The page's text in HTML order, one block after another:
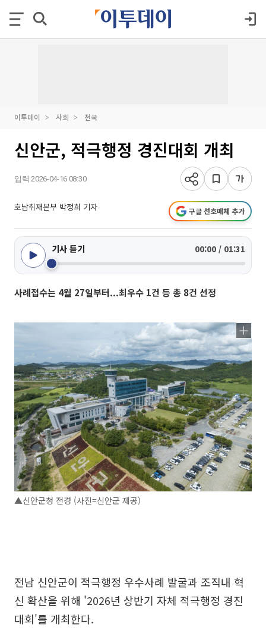
이투데이 사회 전국
신안군, 적극행정 경진대회 개최
입력 2026-04-16 08:30
호남취재본부 박정희 기자 구글 선호매체 추가
기사 듣기 00:00 / 01:31
사례접수는 4월 27일부터...최우수 1건 등 총 8건 선정
▲신안군청 전경 (사진=신안군 제공)
전남 신안군이 적극행정 우수사례 발굴과 조직내 혁
신 확산을 위해 '2026년 상반기 자체 적극행정 경진
대회'를 개최한다.